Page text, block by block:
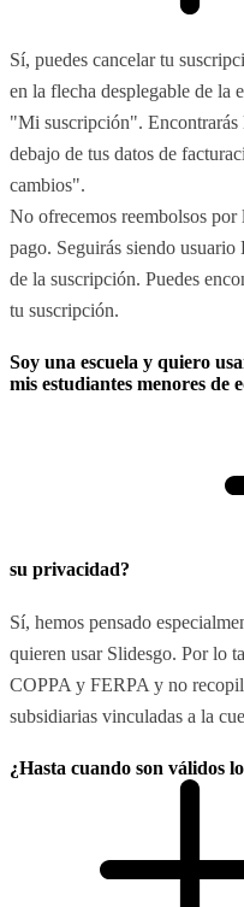
Sí, puedes cancelar tu
en la flecha desplegable de la
"Mi suscripción".
debajo de tus datos de
cambios".
No ofrecemos reembolsos por
pago. Seguirás siendo usuario
de la suscripción. Puedes
tu suscripción.
Soy una escuela y quiero
mis estudiantes menores de
su privacidad?
Sí, hemos pensado
quieren usar Slidesgo. Por lo
COPPA y FERPA y no
subsidiarias vinculadas a la
¿Hasta cuando son válidos